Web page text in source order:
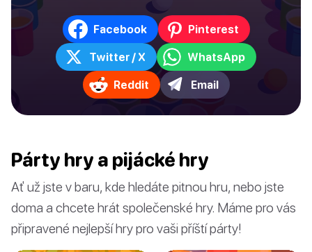
Facebook Pinterest
Twitter / X WhatsApp
Reddit Email
Párty hry a pijácké hry
Ať už jste v baru, kde hledáte pitnou hru, nebo jste
doma a chcete hrát společenské hry. Máme pro vás
připravené nejlepší hry pro vaši příští párty!